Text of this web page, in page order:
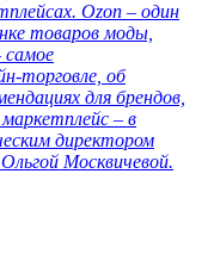
Ozon – один
товаров моды,
самое
торговле, об
для брендов,
– в
директором
Москвичевой.